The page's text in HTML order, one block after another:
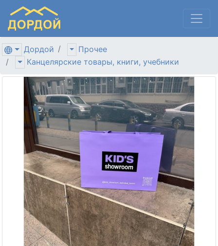
Дордой
Прочее
Канцелярские товары, книги, учебники